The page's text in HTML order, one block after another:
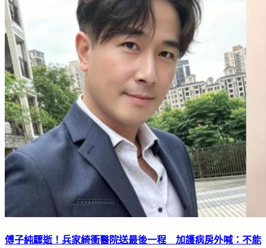
傅子純驟逝！兵家綺衝醫院送最後一程 加護病房外喊：不能